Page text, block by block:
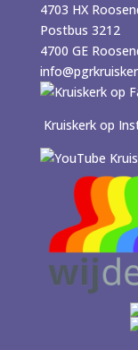
4703 HX
Postbus 3212
4700 GE
Kruiskerk op